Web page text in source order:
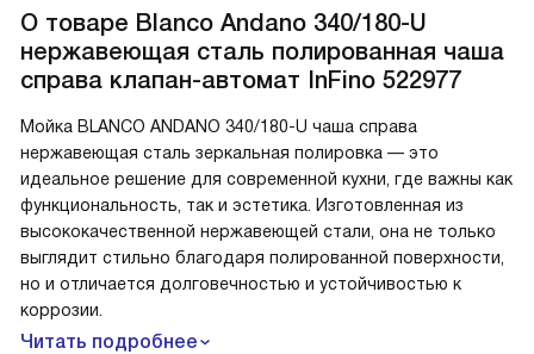
О товаре Blanco Andano 340/180-U
нержавеющая сталь полированная чаша
справа клапан-автомат InFino 522977
Мойка BLANCO ANDANO 340/180-U чаша справа
нержавеющая сталь зеркальная полировка — это
идеальное решение для современной кухни, где важны как
функциональность, так и эстетика. Изготовленная из
высококачественной нержавеющей стали, она не только
выглядит стильно благодаря полированной поверхности,
но и отличается долговечностью и устойчивостью к
коррозии.
Читать подробнее